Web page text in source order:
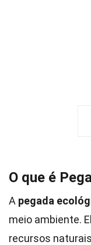
O que é
A pegada
meio ambiente.
recursos